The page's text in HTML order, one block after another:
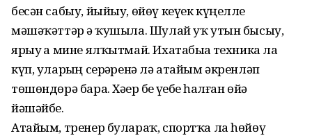
бесән сабыу, йыйыу, өйөү кеүек күңелле
мәшәҡәттәр ҙә ҡушыла. Шулай уҡ утын бысыу,
ярыу ҙа мине ялҡытмай. Ихатабыҙҙа техника ла
күп, уларҙың серҙәренә лә атайым әкренләп
төшөндөрә бара. Хәҙер беҙ үҙебеҙ һалған өйҙә
йәшәйбеҙ.
Атайым, тренер булараҡ, спортҡа ла һөйөү